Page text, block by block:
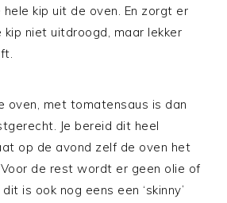
kip uit de oven. En zorgt er
niet uitdroogd, maar lekker
oven, met tomatensaus is dan
Je bereid dit heel
op de avond zelf de oven het
de rest wordt er geen olie of
is ook nog eens een ‘skinny’